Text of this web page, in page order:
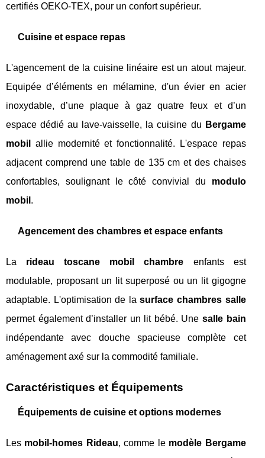
certifiés OEKO-TEX, pour un confort supérieur.
Cuisine et espace repas
L'agencement de la cuisine linéaire est un atout majeur.
Equipée d’éléments en mélamine, d'un évier en acier
inoxydable, d’une plaque à gaz quatre feux et d’un
espace dédié au lave-vaisselle, la cuisine du Bergame
mobil
allie modernité et fonctionnalité. L'espace repas
adjacent comprend une table de 135 cm et des chaises
confortables, soulignant le côté convivial du modulo
mobil .
Agencement des chambres et espace enfants
La rideau toscane mobil chambre enfants est
modulable, proposant un lit superposé ou un lit gigogne
adaptable. L'optimisation de lasurface chambres salle
permet également d’installer un lit bébé. Unesalle bain
indépendante avec douche spacieuse complète cet
aménagement axé sur la commodité familiale.
Caractéristiques et Équipements
Équipements de cuisine et options modernes
Les mobil-homes Rideau, comme le modèle Bergame